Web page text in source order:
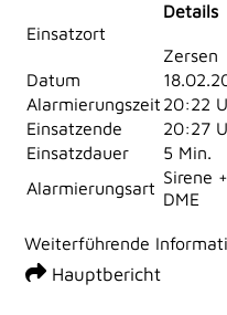
Einsatzort
Details
Zersen
Datum
Alarmierungszeit 20:22
Einsatzende
20:27
Einsatzdauer
5 Min.
Alarmierungsart
Sirene +
DME
Weiterführende
Hauptbericht